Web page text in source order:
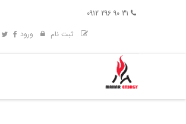
ثبت نام
ورود